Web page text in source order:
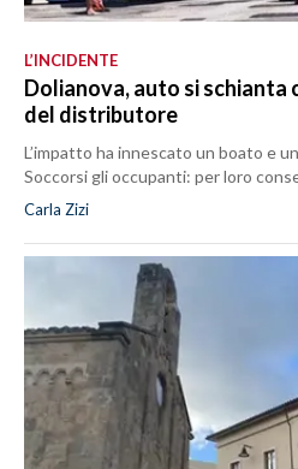
L’INCIDENTE
Dolianova, auto si schianta
del distributore
L’impatto ha innescato un boato e
Soccorsi gli occupanti: per loro
Carla Zizi